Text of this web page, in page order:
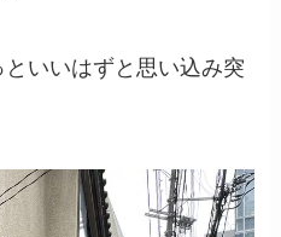
いいはずと思い込み突